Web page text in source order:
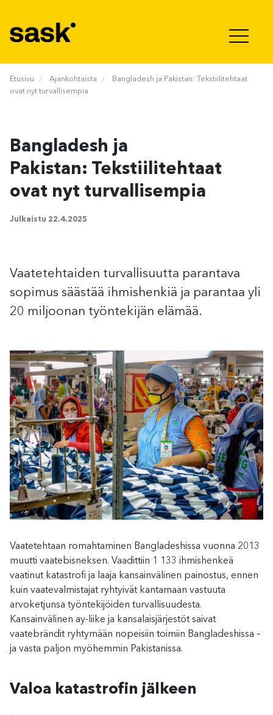
Etusivu Ajankohtaista
Bangladesh ja Pakistan: Tekstiilitehtaat
ovat nyt turvallisempia
Bangladesh ja
Pakistan: Tekstiilitehtaat
ovat nyt turvallisempia
Julkaistu 22.4.2025
Vaatetehtaiden turvallisuutta parantava
sopimus säästää ihmishenkiä ja parantaa yli
20 miljoonan työntekijän elämää.
Vaatetehtaan romahtaminen Bangladeshissa vuonna 2013
muutti vaatebisneksen. Vaadittiin 1 133 ihmishenkeä
vaatinut katastrofi ja laaja kansainvälinen painostus, ennen
kuin vaatevalmistajat ryhtyivät kantamaan vastuuta
arvoketjunsa työntekijöiden turvallisuudesta.
Kansainvälinen ay-liike ja kansalaisjärjestöt saivat
vaatebrändit ryhtymään nopeisiin toimiin Bangladeshissa –
ja vasta paljon myöhemmin Pakistanissa.
Valoa katastrofin jälkeen